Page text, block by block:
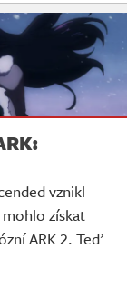
vznikl
získat
ARK 2. Teď